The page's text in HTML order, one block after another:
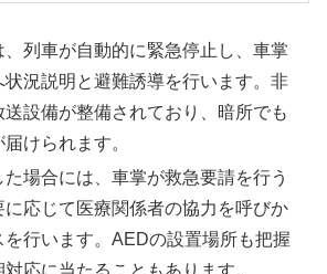
列車が自動的に緊急停止し、車掌
状況説明と避難誘導を行います。非
設備が整備されており、暗所でも
けられます。
場合には、車掌が救急要請を行う
に応じて医療関係者の協力を呼びか
を行います。AEDの設置場所も把握